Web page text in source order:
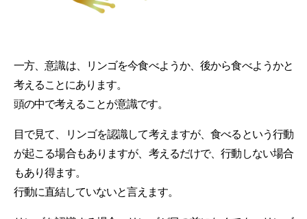
一方、意識は、リンゴを今食べようか、後から食べようかと
考えることにあります。
頭の中で考えることが意識です。
目で見て、リンゴを認識して考えますが、食べるという行動
が起こる場合もありますが、考えるだけで、行動しない場合
もあり得ます。
行動に直結していないと言えます。